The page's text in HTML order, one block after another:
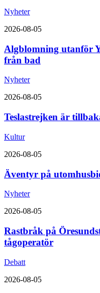
Nyheter
2026-08-05
Algblomning utanför
från bad
Nyheter
2026-08-05
Teslastrejken är
Kultur
2026-08-05
Äventyr på
Nyheter
2026-08-05
Rastbråk på
tågoperatör
Debatt
2026-08-05